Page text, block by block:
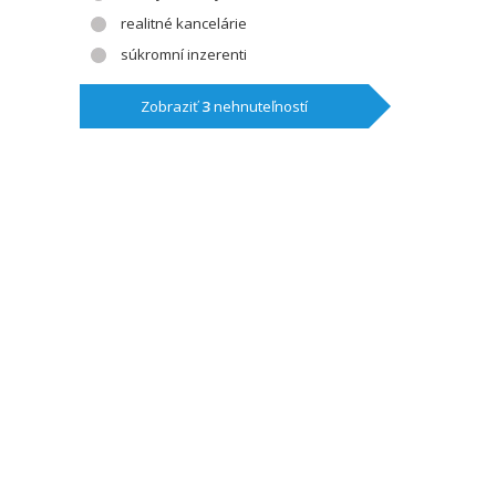
realitné kancelárie
súkromní inzerenti
Zobraziť3nehnuteľností